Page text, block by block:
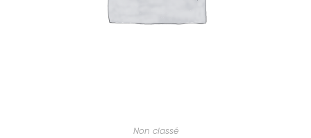
Non classé